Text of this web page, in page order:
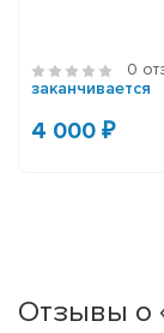
0
заканчивается
4 000 ₽
Отзывы о